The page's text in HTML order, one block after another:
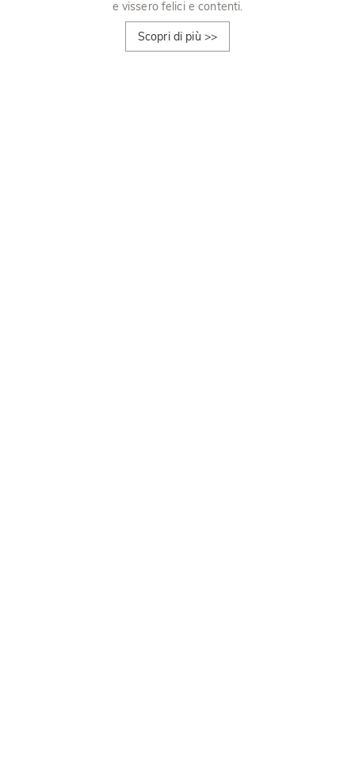
e vissero felici e contenti.
Scopri di più >>